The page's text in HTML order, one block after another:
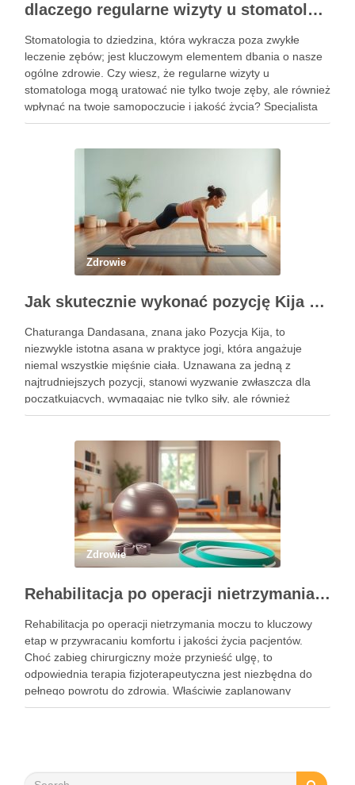
dlaczego regularne wizyty u stomatologa są kluczowe dla zdrowia jamy ustnej?
Stomatologia to dziedzina, która wykracza poza zwykłe
leczenie zębów; jest kluczowym elementem dbania o nasze
ogólne zdrowie. Czy wiesz, że regularne wizyty u
stomatologa mogą uratować nie tylko twoje zęby, ale również
wpłynąć na twoje samopoczucie i jakość życia? Specjalista
ten zajmuje się diagnostyką i profilaktyką chorób jamy ustnej,
Zdrowie
Jak skutecznie wykonać pozycję Kija w jodze? Przewodnik krok po kroku
Chaturanga Dandasana, znana jako Pozycja Kija, to
niezwykle istotna asana w praktyce jogi, która angażuje
niemal wszystkie mięśnie ciała. Uznawana za jedną z
najtrudniejszych pozycji, stanowi wyzwanie zwłaszcza dla
początkujących, wymagając nie tylko siły, ale również
precyzyjnego ustawienia ciała. Właściwe wykonanie tej
Zdrowie
Rehabilitacja po operacji nietrzymania moczu – kluczowe informacje i ćwiczenia
Rehabilitacja po operacji nietrzymania moczu to kluczowy
etap w przywracaniu komfortu i jakości życia pacjentów.
Choć zabieg chirurgiczny może przynieść ulgę, to
odpowiednia terapia fizjoterapeutyczna jest niezbędna do
pełnego powrotu do zdrowia. Właściwie zaplanowany
program rehabilitacji, obejmujący intensywne ćwiczenia oraz